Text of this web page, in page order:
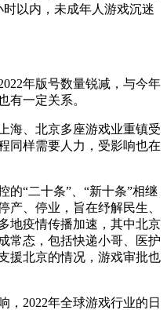
以内，未成年人游戏沉迷
年版号数量锐减，与今年
有一定关系。
、北京多座游戏业重镇受
同样需要人力，受影响也在
“二十条”、“新十条”相继
产、停业，旨在纾解民生、
地疫情传播加速，其中北京
常态，包括快递小哥、医护
援北京的情况，游戏审批也
2022年全球游戏行业的日